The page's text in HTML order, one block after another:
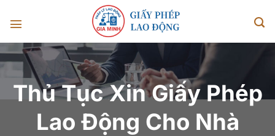
đến
nội
dung
Thủ Tục Xin Giấy Phép
Lao Động Cho Nhà